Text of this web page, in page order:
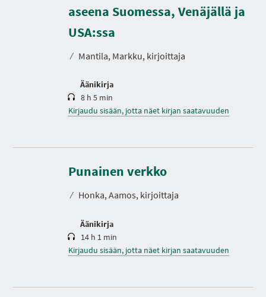
aseena Suomessa, Venäjällä ja
USA:ssa
⁄ Mantila, Markku, kirjoittaja
Äänikirja
K
e
s
t
8 h 5 min
Kirjaudu sisään, jotta näet kirjan saatavuuden
Punainen verkko
⁄ Honka, Aamos, kirjoittaja
Äänikirja
K
s
t
14 h 1 min
Kirjaudu sisään, jotta näet kirjan saatavuuden
K